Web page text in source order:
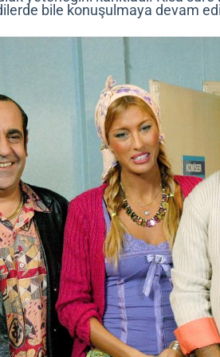
bile konuşulmaya devam